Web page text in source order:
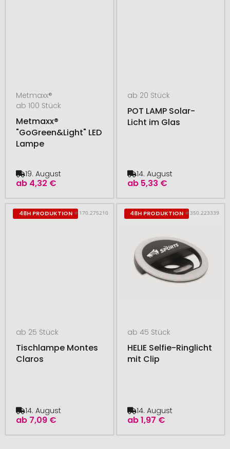
Metmaxx®
ab 100 Stück
Metmaxx®
"GoGreen&Light" LED
Lampe
ab 4,32 €
19. August
ab 20 Stück
POT LAMP Solar-
Licht im Glas
ab 5,33 €
14. August
48H PRODUKTION # 170.275210
ab 25 Stück
Tischlampe Montes
Claros
ab 7,09 €
14. August
48H PRODUKTION # 350.223339
ab 45 Stück
HELIE Selfie-Ringlicht
mit Clip
ab1,97 €
14. August